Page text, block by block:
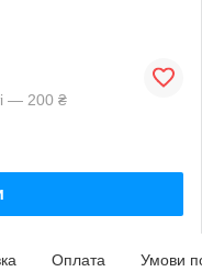
— 200 ₴
Оплата Умови